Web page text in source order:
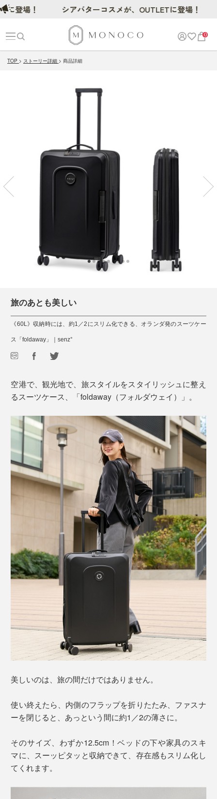
0
TOP ストーリー詳細 商品詳細
旅のあとも美しい
《60L》収納時には、約1／2にスリム化できる、オランダ発のスーツケー
ス「foldaway」｜senz°
空港で、観光地で、旅スタイルをスタイリッシュに整え
るスーツケース、「foldaway（フォルダウェイ）」。
美しいのは、旅の間だけではありません。
使い終えたら、内側のフラップを折りたたみ、ファスナ
ーを閉じると、あっという間に約1／2の薄さに。
そのサイズ、わずか12.5cm！ベッドの下や家具のスキ
マに、スーッピタッと収納できて、存在感もスリム化し
てくれます。
場！ シアバターコスメが、OUTLETに登場！